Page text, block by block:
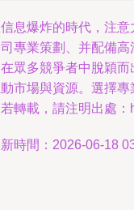
息爆炸的時代，注
專業策劃、并配備
眾多競爭者中脫穎
市場與資源。選擇專
轉載，請注明出處
時間：2026-06-18